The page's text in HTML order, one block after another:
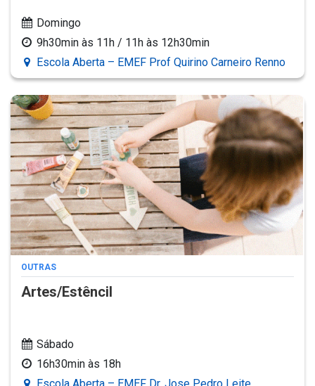
Domingo
9h30min às 11h / 11h às 12h30min
Escola Aberta – EMEF Prof Quirino Carneiro Renno
OUTRAS
Artes/Estêncil
Sábado
16h30min às 18h